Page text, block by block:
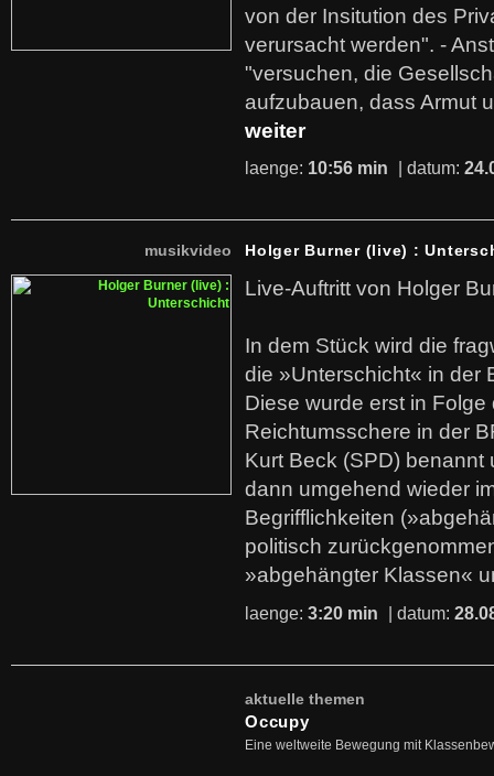
von der Insitution des
verursacht werden". -
"versuchen, die
aufzubauen, dass Armut
weiter
laenge: 10:56 min | datum:
musikvideo Holger Burner (live) :
Live-Auftritt von Holger
In dem Stück wird die
die »Unterschicht« in der
Diese wurde erst in
Reichtumsschere in der
Kurt Beck (SPD)
dann umgehend wieder
Begrifflichkeiten
politisch
»abgehängter Klassen«
laenge: 3:20 min | datum:
aktuelle themen
Occupy
Eine weltweite Bewegung mit